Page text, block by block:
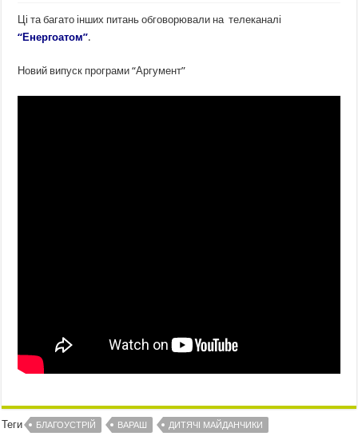
Ці та багато інших питань обговорювали на телеканалі
“Енергоатом”.
Новий випуск програми “Аргумент”
Теги БЛАГОУСТРІЙ ВАРАШ ДИТЯЧІ МАЙДАНЧИКИ